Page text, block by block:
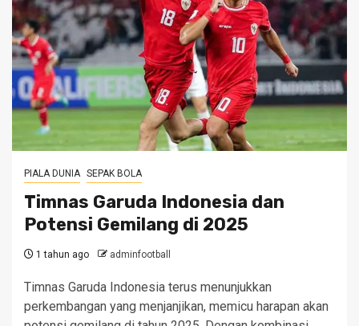
PIALA DUNIA SEPAK BOLA
Timnas Garuda Indonesia dan
Potensi Gemilang di 2025
1 tahun ago adminfootball
Timnas Garuda Indonesia terus menunjukkan
perkembangan yang menjanjikan, memicu harapan akan